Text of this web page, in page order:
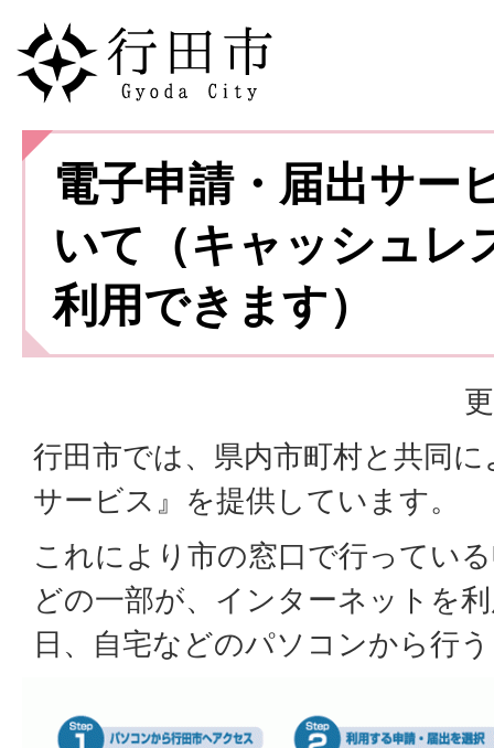
電子申請・届出サー
いて（キャッシュレ
利用できます）
行田市では、県内市町村と共同
サービス』を提供しています。
これにより市の窓口で行ってい
どの一部が、インターネットを
日、自宅などのパソコンから行